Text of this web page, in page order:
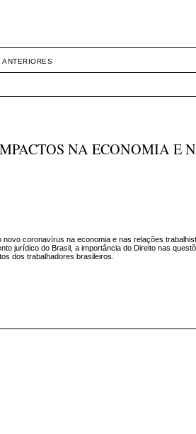
ANTERIORES
NA ECONOMIA E
coronavírus na economia e nas relações
jurídico do Brasil, a importância do Direito nas
dos trabalhadores brasileiros.